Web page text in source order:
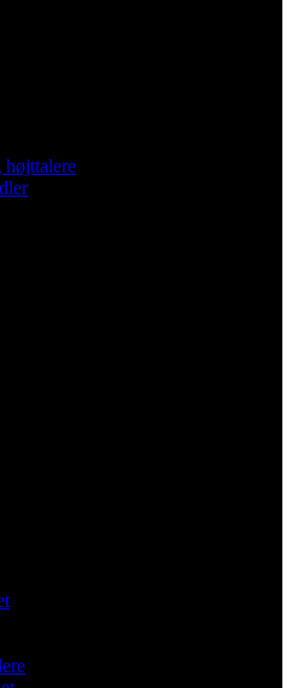
højttalere